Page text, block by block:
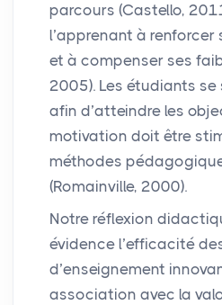
parcours (Castello,
l’apprenant à
et à compenser ses
2005). Les étudiants
afin d’atteindre les
motivation doit être
méthodes
(Romainville, 2000).
Notre réflexion
évidence l’efficacité
d’enseignement
association avec la